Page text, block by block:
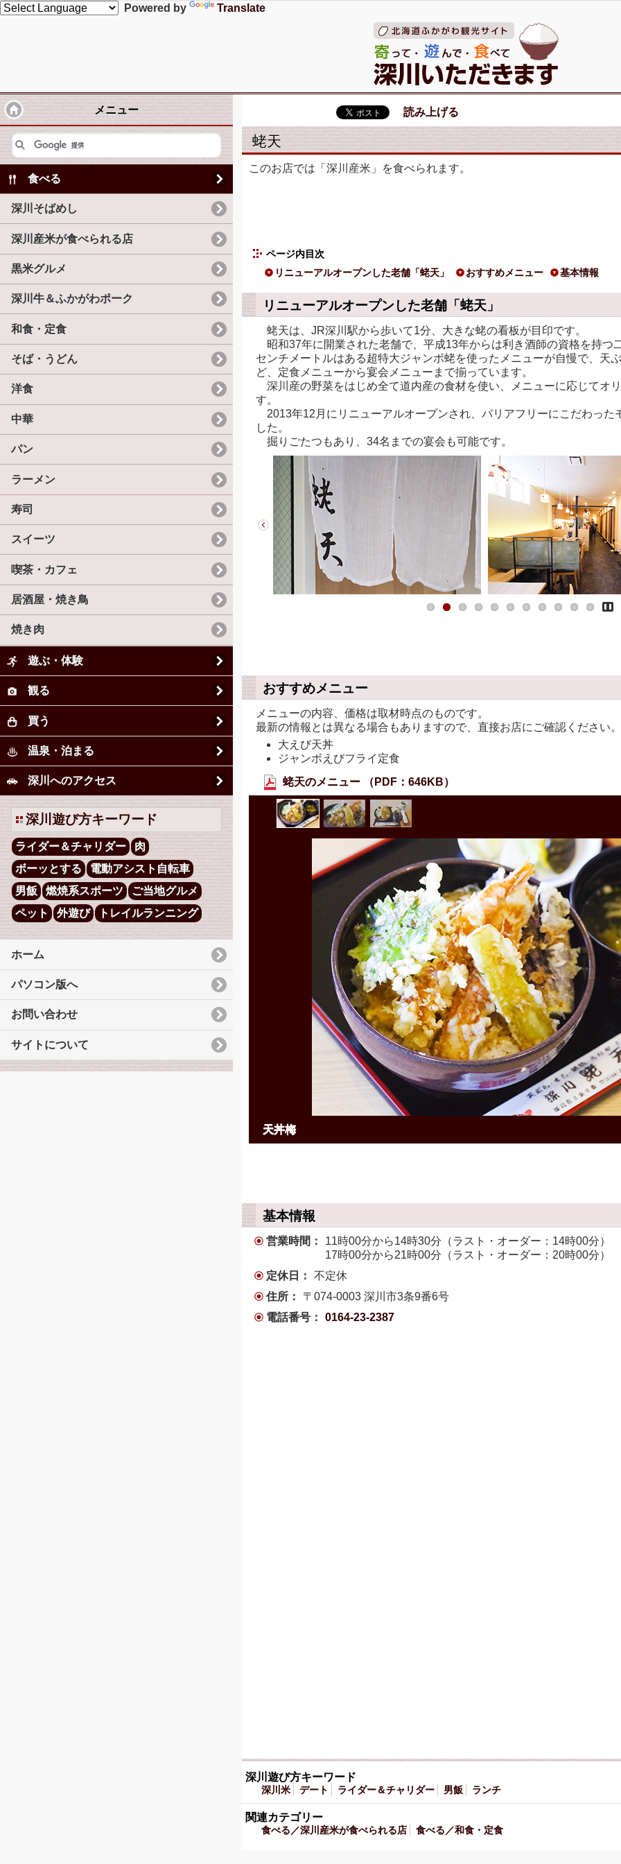
Powered by Translate
読み上げる
蛯天
このお店では「深川産米」を食べられます。
ページ内目次
リニューアルオープンした老舗「蛯天」
おすすめメニュー 基本情報
リニューアルオープンした老舗「蛯天」
蛯天は、JR深川駅から歩いて1分、大きな蛯の看板が目印です。
昭和37年に開業された老舗で、平成13年からは利き酒師の資格を持つ
センチメートルはある超特大ジャンボ蛯を使ったメニューが自慢で、天
ど、定食メニューから宴会メニューまで揃っています。
深川産の野菜をはじめ全て道内産の食材を使い、メニューに応じてオ
す。
2013年12月にリニューアルオープンされ、バリアフリーにこだわった
した。
掘りごたつもあり、34名までの宴会も可能です。
おすすめメニュー
メニューの内容、価格は取材時点のものです。
最新の情報とは異なる場合もありますので、直接お店にご確認ください
大えび天丼
ジャンボえびフライ定食
蛯天のメニュー （PDF：646KB）
天丼梅
基本情報
営業時間：
11時00分から14時30分（ラスト・オーダー：14時00分）
17時00分から21時00分（ラスト・オーダー：20時00分）
定休日：
不定休
住所：
〒074-0003 深川市3条9番6号
電話番号：
0164-23-2387
深川遊び方キーワード
深川米 デート ライダー＆チャリダー 男飯 ランチ
関連カテゴリー
食べる／深川産米が食べられる店 食べる／和食・定食
メニュー
食べる
深川そばめし
深川産米が食べられる店
黒米グルメ
深川牛＆ふかがわポーク
和食・定食
そば・うどん
洋食
中華
パン
ラーメン
寿司
スイーツ
喫茶・カフェ
居酒屋・焼き鳥
焼き肉
遊ぶ・体験
観る
買う
温泉・泊まる
深川へのアクセス
深川遊び方キーワード
ライダー＆チャリダー
肉
ボーッとする
電動アシスト自転車
男飯
燃焼系スポーツ
ご当地グルメ
ペット
外遊び トレイルランニング
ホーム
パソコン版へ
お問い合わせ
サイトについて